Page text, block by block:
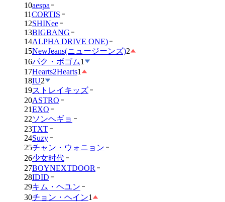
10aespa
11CORTIS
12SHINee
13BIGBANG
14ALPHA DRIVE ONE)
15NewJeans(ニュージーンズ)2
16パク・ボゴム1
17Hearts2Hearts1
18IU2
19ストレイキッズ
20ASTRO
21EXO
22ソンヘギョ
23TXT
24Suzy
25チャン・ウォニョン
26少女时代
27BOYNEXTDOOR
28IDID
29キム・ヘユン
30チョン・ヘイン1